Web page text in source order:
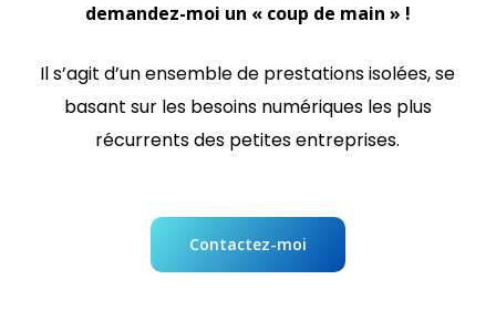
demandez-moi un « coup de main » !
Il s’agit d’un ensemble de prestations isolées, se
basant sur les besoins numériques les plus
récurrents des petites entreprises.
Contactez-moi